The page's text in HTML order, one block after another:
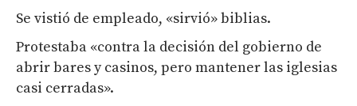
Se vistió de empleado, «sirvió» biblias.
Protestaba «contra la decisión del gobierno de
abrir bares y casinos, pero mantener las iglesias
casi cerradas».